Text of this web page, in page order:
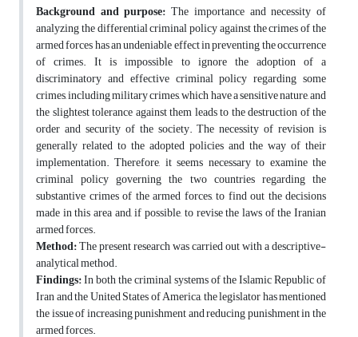
Background and purpose:The importance and necessity of
analyzing the differential criminal policy against the crimes of the
armed forces has an undeniable effect in preventing the occurrence
of crimes. It is impossible to ignore the adoption of a
discriminatory and effective criminal policy regarding some
crimes, including military crimes, which have a sensitive nature, and
the slightest tolerance against them leads to the destruction of the
order and security of the society. The necessity of revision is
generally related to the adopted policies and the way of their
implementation. Therefore, it seems necessary to examine the
criminal policy governing the two countries regarding the
substantive crimes of the armed forces, to find out the decisions
made in this area and, if possible, to revise the laws of the Iranian
armed forces.
Method:The present research was carried out with a descriptive-
analytical method.
Findings:In both the criminal systems of the Islamic Republic of
Iran and the United States of America, the legislator has mentioned
the issue of increasing punishment and reducing punishment in the
armed forces.